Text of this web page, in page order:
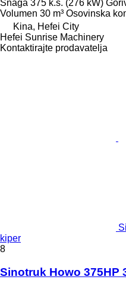
Snaga 375 k.s. (276 kW)
Volumen 30 m³ Osovinska
Kina, Hefei City
Hefei Sunrise Machinery
Kontaktirajte prodavatelja
kiper
8
Sinotruk Howo 375HP